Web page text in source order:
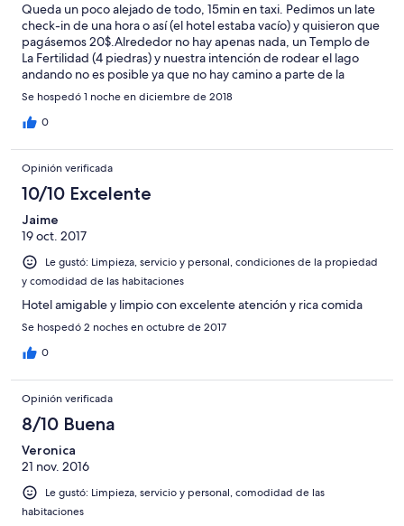
Queda un poco alejado de todo, 15min en taxi. Pedimos un late
check-in de una hora o así (el hotel estaba vacío) y quisieron que
pagásemos 20$.Alrededor no hay apenas nada, un Templo de
La Fertilidad (4 piedras) y nuestra intención de rodear el lago
andando no es posible ya que no hay camino a parte de la
carretera.
Se hospedó 1 noche en diciembre de 2018
0
Opinión verificada
10/10 Excelente
Jaime
19 oct. 2017
Le gustó: Limpieza, servicio y personal, condiciones de la propiedad
y comodidad de las habitaciones
Hotel amigable y limpio con excelente atención y rica comida
Se hospedó 2 noches en octubre de 2017
0
Opinión verificada
8/10 Buena
Veronica
21 nov. 2016
Le gustó: Limpieza, servicio y personal, comodidad de las
habitaciones